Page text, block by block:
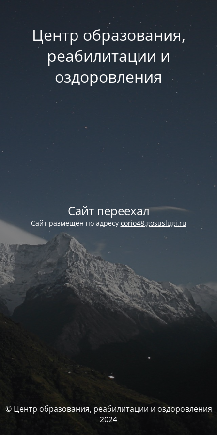
Центр образования,
реабилитации и
оздоровления
Сайт переехал
Сайт размещён по адресу corio48.gosuslugi.ru
© Центр образования, реабилитации и оздоровления
2024